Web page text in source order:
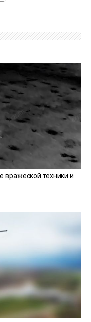
е-
вражеской техники и